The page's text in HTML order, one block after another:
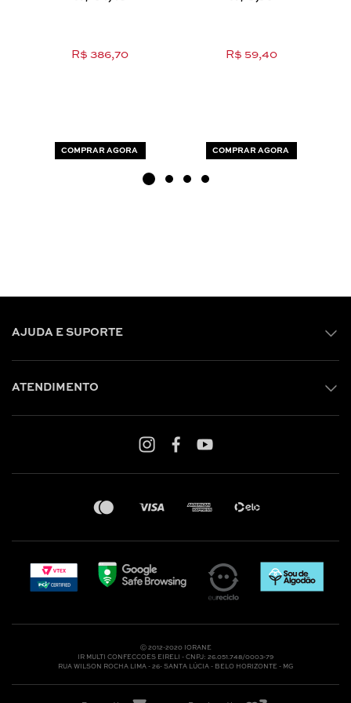
R$ 386,70
COMPRAR AGORA
R$ 59,40
COMPRAR AGORA
AJUDA E SUPORTE
ATENDIMENTO
Whatsapp: (31) 97219-6604
Nossas Lojas
Ⓒ 2012-2020 IORANE
IR MULTI CONFECCOES EIRELI - CNPJ: 26.051.748/0003-79
RUA WILSON ROCHA LIMA - 26- SANTA LÚCIA - BELO HORIZONTE - MG